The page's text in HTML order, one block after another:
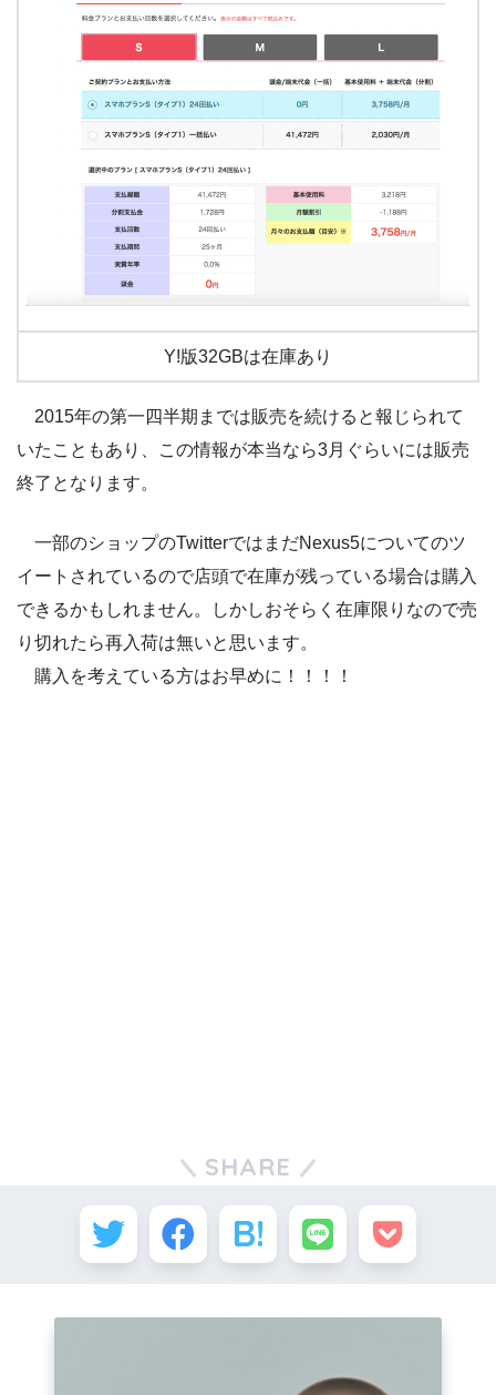
Y!版32GBは在庫あり
2015年の第一四半期までは販売を続けると報じられて
いたこともあり、この情報が本当なら3月ぐらいには販売
終了となります。
一部のショップのTwitterではまだNexus5についてのツ
イートされているので店頭で在庫が残っている場合は購入
できるかもしれません。しかしおそらく在庫限りなので売
り切れたら再入荷は無いと思います。
購入を考えている方はお早めに！！！！
SHARE